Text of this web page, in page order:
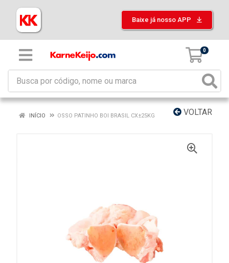
Baixe já nosso APP
0
VOLTAR
INÍCIO OSSO PATINHO BOI BRASIL CX±25KG